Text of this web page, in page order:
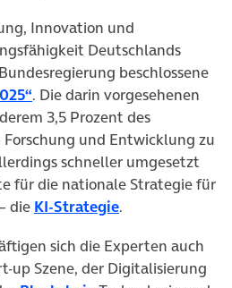
Innovation und
Deutschlands
beschlossene
(öffnet in neuem Tab)
. Die darin vorgesehenen
3,5 Prozent des
und Entwicklung zu
schneller umgesetzt
für die nationale Strategie für
die KI-Strategie(öffnet in
.
sich die Experten auch
up Szene, der Digitalisierung